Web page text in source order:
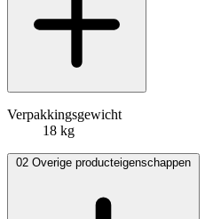
Verpakkingsgewicht
18 kg
02 Overige producteigenschappen